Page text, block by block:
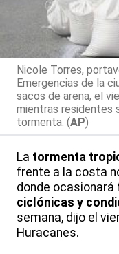
Nicole Torres,
Emergencias de la
sacos de arena, el
mientras residentes
tormenta. (AP)
La tormenta
frente a la costa
donde ocasionará
ciclónicas y
semana, dijo el
Huracanes.